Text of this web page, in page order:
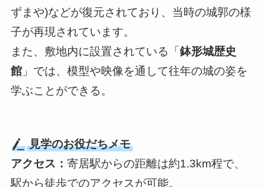
ずまや)などが復元されており、当時の城郭の様
子が再現されています。
また、敷地内に設置されている「 鉢形城歴史
館」では、模型や映像を通して往年の城の姿を
学ぶことができる。
見学のお役だちメモ
アクセス： 寄居駅からの距離は約1.3km程で、
駅から徒歩でのアクセスが可能。